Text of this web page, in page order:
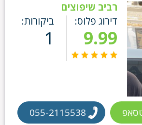
רביב שיפוצים
דירוג פלוס:
9.99
ביקורות:
1
055-2115538